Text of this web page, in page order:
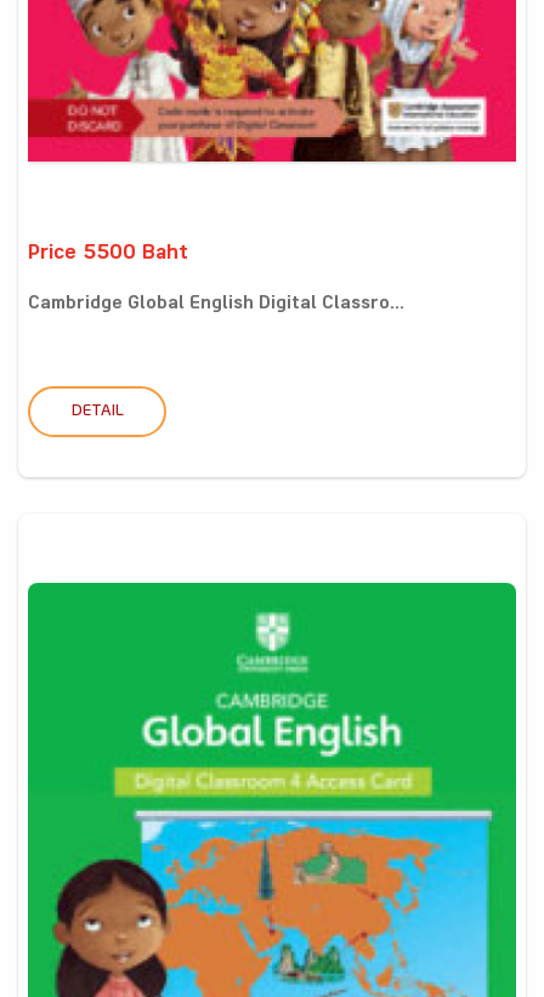
Price 5500 Baht
Cambridge Global English Digital Classro...
DETAIL